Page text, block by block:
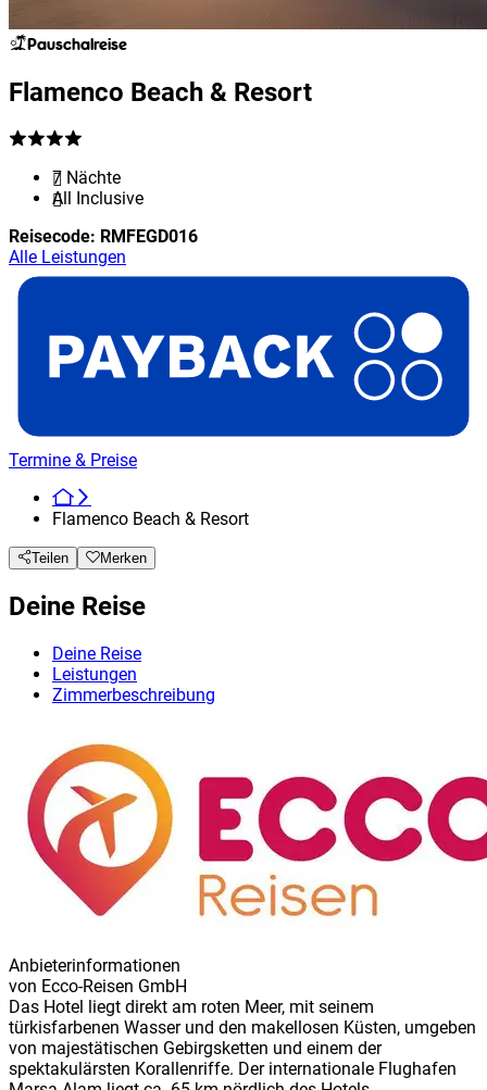
Pauschalreise
Flamenco Beach & Resort
7 Nächte
All Inclusive
Reisecode: RMFEGD016
Alle Leistungen
Termine & Preise
Flamenco Beach & Resort
Teilen Merken
Deine Reise
Deine Reise
Leistungen
Zimmerbeschreibung
Anbieterinformationen
von Ecco-Reisen GmbH
Das Hotel liegt direkt am roten Meer, mit seinem
türkisfarbenen Wasser und den makellosen Küsten, umgeben
von majestätischen Gebirgsketten und einem der
spektakulärsten Korallenriffe. Der internationale Flughafen